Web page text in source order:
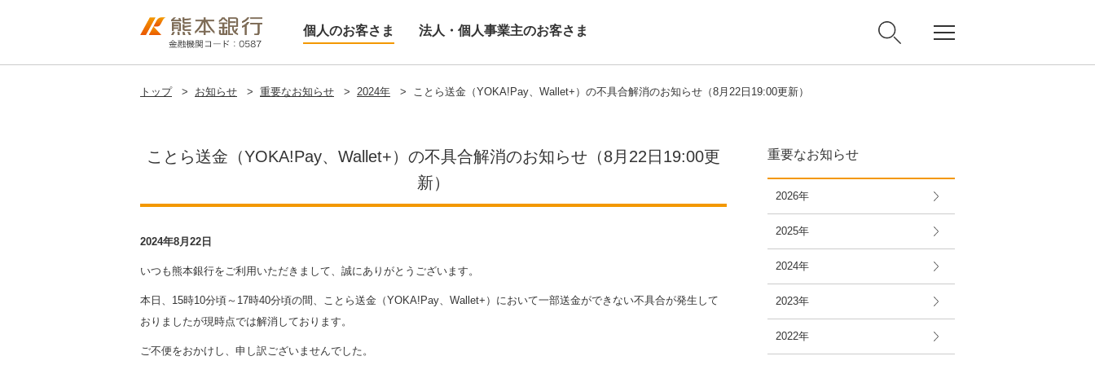
個人のお客さま 法人・個人事業主のお客さま
トップ > お知らせ > 重要なお知らせ > 2024年 > ことら送金（YOKA!Pay、Wallet+）の不具合解消のお知らせ（8月22日19:00更新）
ことら送金（YOKA!Pay、Wallet+）の不具合解消のお知らせ（8月22日19:00更
新）
2024年8月22日
いつも熊本銀行をご利用いただきまして、誠にありがとうございます。
本日、15時10分頃～17時40分頃の間、ことら送金（YOKA!Pay、Wallet+）において一部送金ができない不具合が発生して
おりましたが現時点では解消しております。
ご不便をおかけし、申し訳ございませんでした。
重要なお知らせ
2026年
2025年
2024年
2023年
2022年